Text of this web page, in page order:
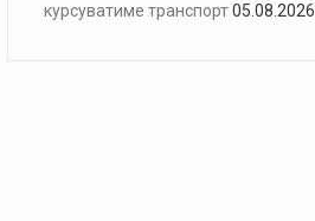
курсуватиме транспорт05.08.2026